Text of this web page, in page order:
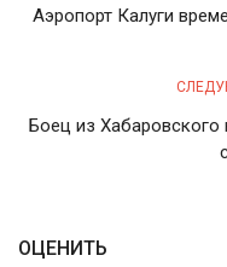
Аэропорт Калуги
Боец из Хабаровского
ОЦЕНИТЬ